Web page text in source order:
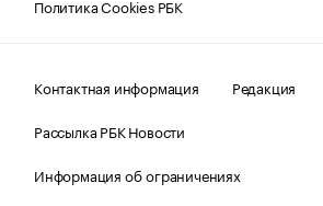
Политика Cookies РБК
Контактная информация
Редакция
Рассылка РБК Новости
Информация об ограничениях